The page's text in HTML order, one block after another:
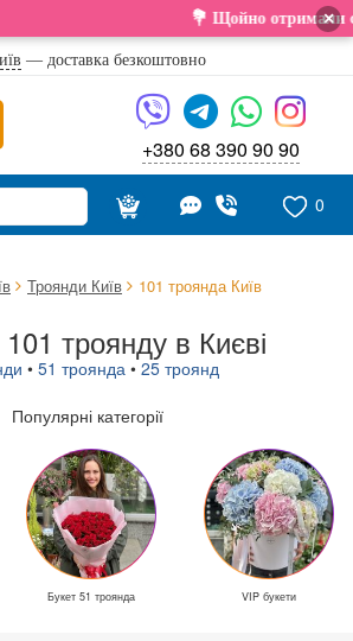
💐 Щойно отримали свіжу ×
— доставка безкоштовно
+380 68 390 90 90
0
Троянди Київ 101 троянда Київ
троянду в Києві
• 51 троянда • 25 троянд
Популярні категорії
Букет 51 троянда VIP букети